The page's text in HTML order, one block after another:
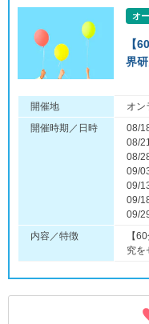
オ
【
界
開催地
オン
開催時期／日時
08/
08/
08/
09/
09/
09/
09/
内容／特徴
【
究を